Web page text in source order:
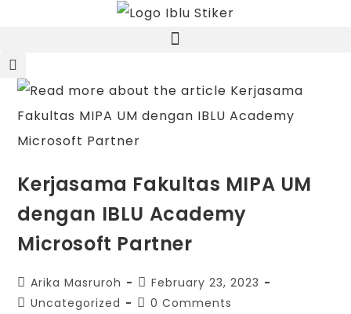
Kerjasama Fakultas MIPA UM
dengan IBLU Academy
Microsoft Partner
Arika Masruroh
February 23, 2023
Uncategorized
0 Comments